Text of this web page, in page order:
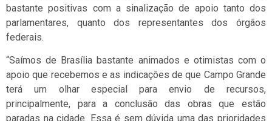
bastante positivas com a sinalização de apoio tanto dos
parlamentares, quanto dos representantes dos órgãos
federais.
“Saímos de Brasília bastante animados e otimistas com o
apoio que recebemos e as indicações de que Campo Grande
terá um olhar especial para envio de recursos,
principalmente, para a conclusão das obras que estão
paradas na cidade. Essa é sem dúvida uma das prioridades